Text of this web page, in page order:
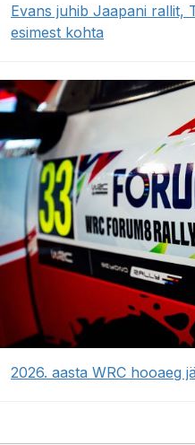
Evans juhib Jaapani rallit,
esimest kohta
2026. aasta WRC hooaeg